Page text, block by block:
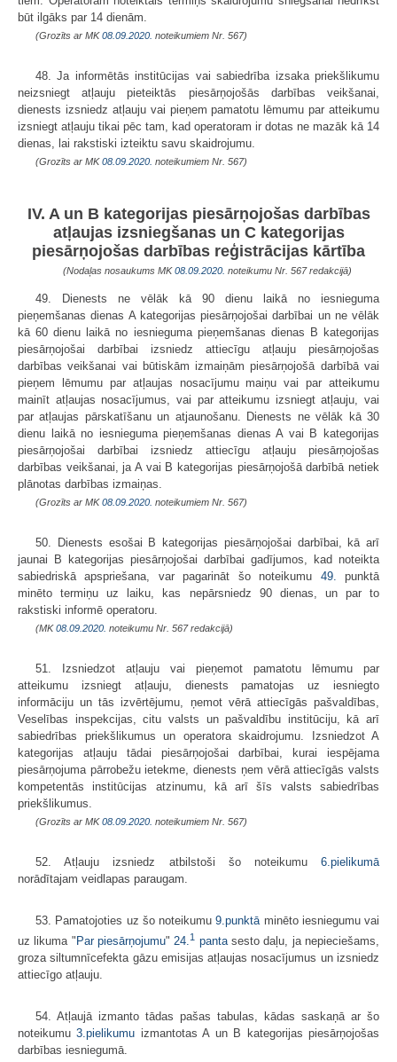
būt ilgāks par 14 dienām.
(Grozīts ar MK08.09.2020. noteikumiem Nr. 567)
48. Ja informētās institūcijas vai sabiedrība izsaka priekšlikumu
neizsniegt atļauju pieteiktās piesārņojošās darbības veikšanai,
dienests izsniedz atļauju vai pieņem pamatotu lēmumu par atteikumu
izsniegt atļauju tikai pēc tam, kad operatoram ir dotas ne mazāk kā 14
dienas, lai rakstiski izteiktu savu skaidrojumu.
(Grozīts ar MK08.09.2020. noteikumiem Nr. 567)
IV. A un B kategorijas piesārņojošas darbības
atļaujas izsniegšanas un C kategorijas
piesārņojošas darbības reģistrācijas kārtība
(Nodaļas nosaukums MK08.09.2020. noteikumu Nr. 567 redakcijā)
49. Dienests ne vēlāk kā 90 dienu laikā no iesnieguma
pieņemšanas dienas A kategorijas piesārņojošai darbībai un ne vēlāk
kā 60 dienu laikā no iesnieguma pieņemšanas dienas B kategorijas
piesārņojošai darbībai izsniedz attiecīgu atļauju piesārņojošas
darbības veikšanai vai būtiskām izmaiņām piesārņojošā darbībā vai
pieņem lēmumu par atļaujas nosacījumu maiņu vai par atteikumu
mainīt atļaujas nosacījumus, vai par atteikumu izsniegt atļauju, vai
par atļaujas pārskatīšanu un atjaunošanu. Dienests ne vēlāk kā 30
dienu laikā no iesnieguma pieņemšanas dienas A vai B kategorijas
piesārņojošai darbībai izsniedz attiecīgu atļauju piesārņojošas
darbības veikšanai, ja A vai B kategorijas piesārņojošā darbībā netiek
plānotas darbības izmaiņas.
(Grozīts ar MK08.09.2020. noteikumiem Nr. 567)
50. Dienests esošai B kategorijas piesārņojošai darbībai, kā arī
jaunai B kategorijas piesārņojošai darbībai gadījumos, kad noteikta
sabiedriskā apspriešana, var pagarināt šo noteikumu 49.
punktā
minēto termiņu uz laiku, kas nepārsniedz 90 dienas, un par to
rakstiski informē operatoru.
(MK08.09.2020. noteikumu Nr. 567 redakcijā)
51. Izsniedzot atļauju vai pieņemot pamatotu lēmumu par
atteikumu izsniegt atļauju, dienests pamatojas uz iesniegto
informāciju un tās izvērtējumu, ņemot vērā attiecīgās pašvaldības,
Veselības inspekcijas, citu valsts un pašvaldību institūciju, kā arī
sabiedrības priekšlikumus un operatora skaidrojumu. Izsniedzot A
kategorijas atļauju tādai piesārņojošai darbībai, kurai iespējama
piesārņojuma pārrobežu ietekme, dienests ņem vērā attiecīgās valsts
kompetentās institūcijas atzinumu, kā arī šīs valsts sabiedrības
priekšlikumus.
(Grozīts ar MK08.09.2020. noteikumiem Nr. 567)
52. Atļauju izsniedz atbilstoši šo noteikumu 6.pielikumā
norādītajam veidlapas paraugam.
53. Pamatojoties uz šo noteikumu9.punktā minēto iesniegumu vai
uz likuma " Par piesārņojumu"24.1 pantasesto daļu, ja nepieciešams,
groza siltumnīcefekta gāzu emisijas atļaujas nosacījumus un izsniedz
attiecīgo atļauju.
54. Atļaujā izmanto tādas pašas tabulas, kādas saskaņā ar šo
noteikumu3.pielikumu izmantotas A un B kategorijas piesārņojošas
darbības iesniegumā.